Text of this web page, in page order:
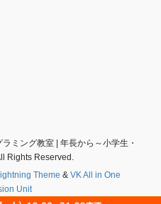
ミング教室 | 年長から～小学生・
Rights Reserved.
Theme & VK All in One
Unit